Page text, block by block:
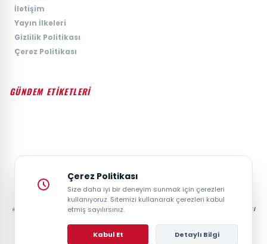
İletişim
Yayın İlkeleri
Gizlilik Politikası
Çerez Politikası
GÜNDEM ETİKETLERİ
© 2026 GAZETESAYFA | TÜRKIYE VE DÜNYANIN GÜNCEL HABER POSTASI
Çerez Politikası
Size daha iyi bir deneyim sunmak için çerezleri
kullanıyoruz. Sitemizi kullanarak çerezleri kabul
etmiş sayılırsınız.
Kabul Et Detaylı Bilgi